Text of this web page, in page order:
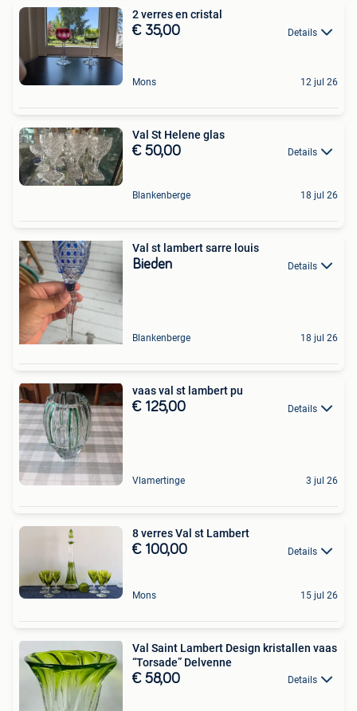
2 verres en cristal
€ 35,00 Details
Mons 12 jul 26
Val St Helene glas
€ 50,00 Details
Blankenberge 18 jul 26
Val st lambert sarre louis
Bieden Details
Blankenberge 18 jul 26
vaas val st lambert pu
€ 125,00 Details
Vlamertinge 3 jul 26
8 verres Val st Lambert
€ 100,00 Details
Mons 15 jul 26
Val Saint Lambert Design kristallen vaas
“Torsade” Delvenne
€ 58,00 Details